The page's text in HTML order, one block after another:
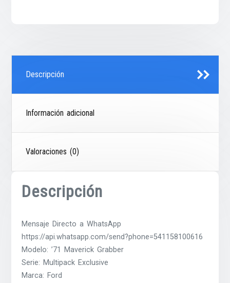
Descripción
Información adicional
Valoraciones (0)
Descripción
Mensaje Directo a WhatsApp
https://api.whatsapp.com/send?phone=541158100616
Modelo: ’71 Maverick Grabber
Serie: Multipack Exclusive
Marca: Ford